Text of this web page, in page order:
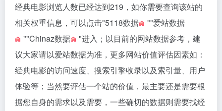
经典电影浏览人数已经达到219，如你需要查询该站的
相关权重信息，可以点击"5118数据 ""爱站数据
""Chinaz数据
"进入；以目前的网站数据参考，建
议大家请以爱站数据为准，更多网站价值评估因素如：
经典电影的访问速度、搜索引擎收录以及索引量、用户
体验等；当然要评估一个站的价值，最主要还是需要根
据您自身的需求以及需要，一些确切的数据则需要找经